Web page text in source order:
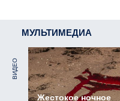
МУЛЬТИМЕДИА
ВИДЕО
Жестокое ночное